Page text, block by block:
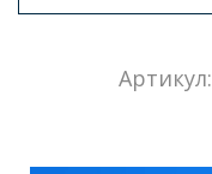
Артикул: